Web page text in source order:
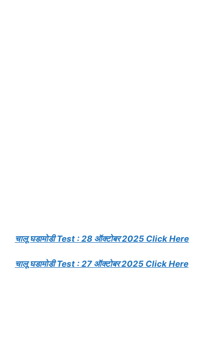
चालू घडामोडी Test : 28 ऑक्टोबर 2025 Click Here
चालू घडामोडी Test : 27 ऑक्टोबर 2025 Click Here